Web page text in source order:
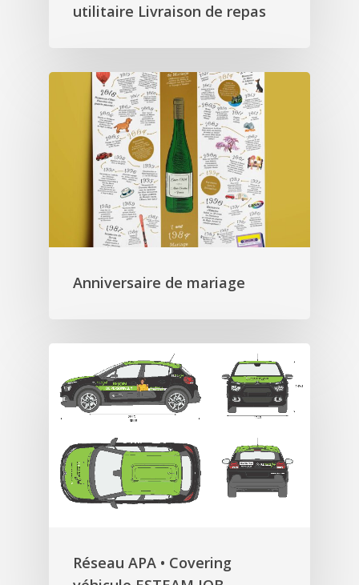
utilitaire Livraison de repas
Anniversaire de mariage
Réseau APA • Covering